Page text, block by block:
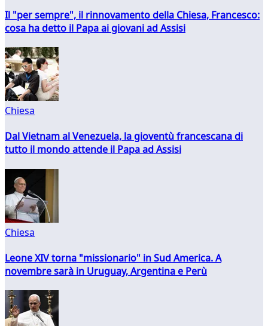
Il "per sempre", il rinnovamento della Chiesa, Francesco:
cosa ha detto il Papa ai giovani ad Assisi
Chiesa
Dal Vietnam al Venezuela, la gioventù francescana di
tutto il mondo attende il Papa ad Assisi
Chiesa
Leone XIV torna "missionario" in Sud America. A
novembre sarà in Uruguay, Argentina e Perù